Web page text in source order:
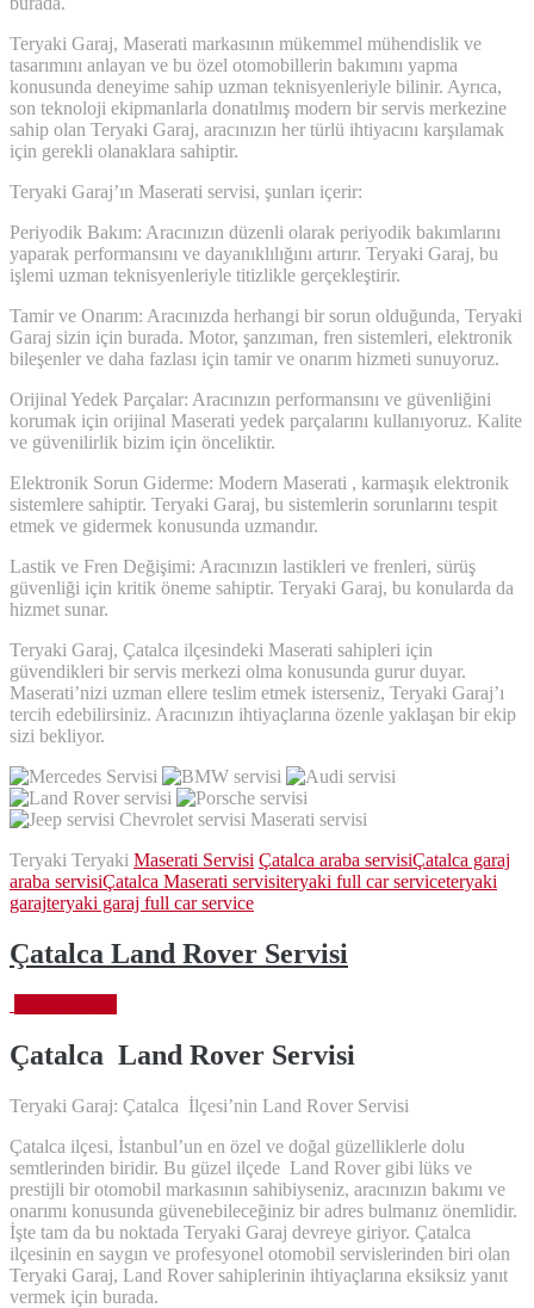
Teryaki Garaj, Maserati markasının mükemmel mühendislik ve
tasarımını anlayan ve bu özel otomobillerin bakımını yapma
konusunda deneyime sahip uzman teknisyenleriyle bilinir. Ayrıca,
son teknoloji ekipmanlarla donatılmış modern bir servis merkezine
sahip olan Teryaki Garaj, aracınızın her türlü ihtiyacını karşılamak
için gerekli olanaklara sahiptir.
Teryaki Garaj’ın Maserati servisi, şunları içerir:
Periyodik Bakım: Aracınızın düzenli olarak periyodik bakımlarını
yaparak performansını ve dayanıklılığını artırır. Teryaki Garaj, bu
işlemi uzman teknisyenleriyle titizlikle gerçekleştirir.
Tamir ve Onarım: Aracınızda herhangi bir sorun olduğunda, Teryaki
Garaj sizin için burada. Motor, şanzıman, fren sistemleri, elektronik
bileşenler ve daha fazlası için tamir ve onarım hizmeti sunuyoruz.
Orijinal Yedek Parçalar: Aracınızın performansını ve güvenliğini
korumak için orijinal Maserati yedek parçalarını kullanıyoruz. Kalite
ve güvenilirlik bizim için önceliktir.
Elektronik Sorun Giderme: Modern Maserati , karmaşık elektronik
sistemlere sahiptir. Teryaki Garaj, bu sistemlerin sorunlarını tespit
etmek ve gidermek konusunda uzmandır.
Lastik ve Fren Değişimi: Aracınızın lastikleri ve frenleri, sürüş
güvenliği için kritik öneme sahiptir. Teryaki Garaj, bu konularda da
hizmet sunar.
Teryaki Garaj, Çatalca ilçesindeki Maserati sahipleri için
güvendikleri bir servis merkezi olma konusunda gurur duyar.
Maserati’nizi uzman ellere teslim etmek isterseniz, Teryaki Garaj’ı
tercih edebilirsiniz. Aracınızın ihtiyaçlarına özenle yaklaşan bir ekip
sizi bekliyor.
Teryaki Teryaki Maserati Servisi Çatalca araba servisiÇatalca garaj
araba servisiÇatalca Maserati servisiteryaki full car serviceteryaki
garajteryaki garaj full car service
Çatalca Land Rover Servisi
Çatalca Land Rover Servisi
Teryaki Garaj: Çatalca İlçesi’nin Land Rover Servisi
Çatalca ilçesi, İstanbul’un en özel ve doğal güzelliklerle dolu
semtlerinden biridir. Bu güzel ilçede Land Rover gibi lüks ve
prestijli bir otomobil markasının sahibiyseniz, aracınızın bakımı ve
onarımı konusunda güvenebileceğiniz bir adres bulmanız önemlidir.
İşte tam da bu noktada Teryaki Garaj devreye giriyor. Çatalca
ilçesinin en saygın ve profesyonel otomobil servislerinden biri olan
Teryaki Garaj, Land Rover sahiplerinin ihtiyaçlarına eksiksiz yanıt
vermek için burada.